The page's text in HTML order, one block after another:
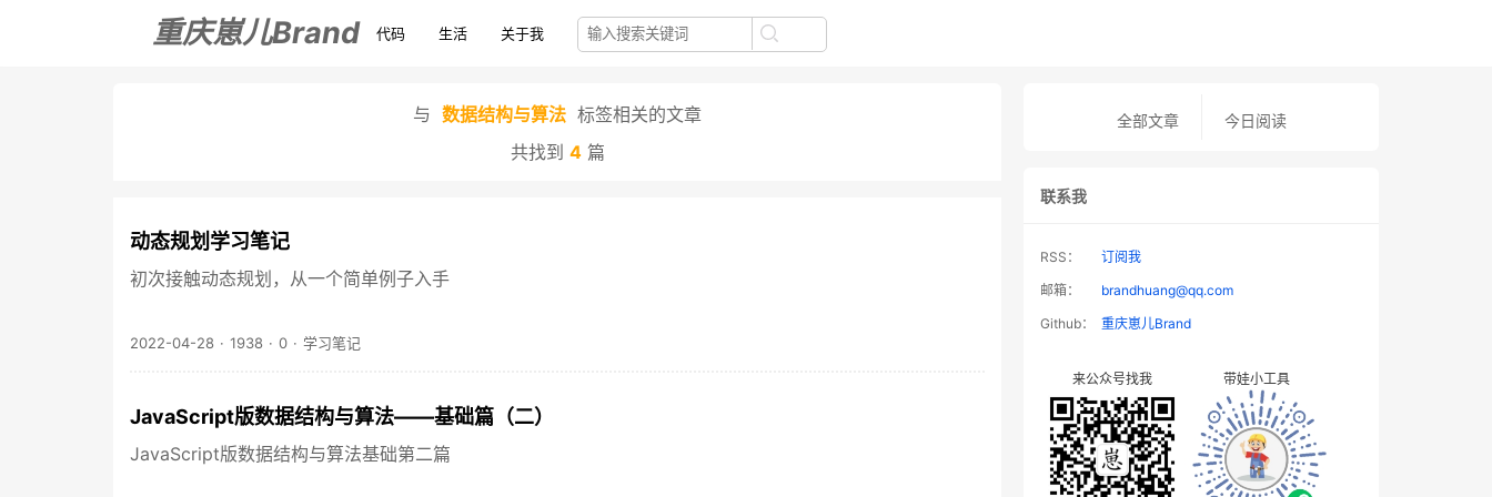
重庆崽儿Brand 代码 生活 关于我
与 数据结构与算法 标签相关的文章
共找到 4 篇
动态规划学习笔记
初次接触动态规划，从一个简单例子入手
2022-04-28 · 1938 · 0 · 学习笔记
JavaScript版数据结构与算法——基础篇（二）
JavaScript版数据结构与算法基础第二篇
全部文章 今日阅读
联系我
RSS：
订阅我
邮箱：
brandhuang@qq.com
Github：
重庆崽儿Brand
来公众号找我 带娃小工具